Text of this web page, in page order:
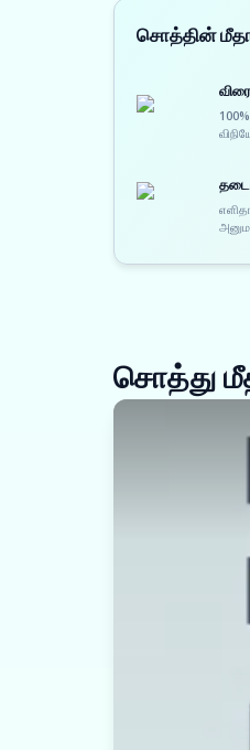
சொத்தின்
சொத்து